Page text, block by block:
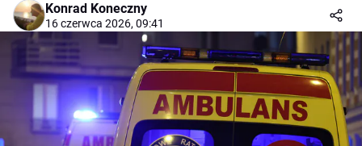
Konrad Koneczny
16 czerwca 2026, 09:41